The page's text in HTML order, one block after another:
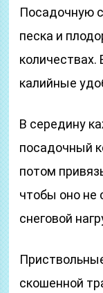
Посадочную
песка и
калийные
В середину
посадочный
потом
чтобы оно не
снеговой
скошенной